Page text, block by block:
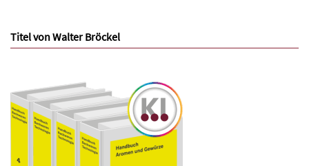
Titel von Walter Bröckel